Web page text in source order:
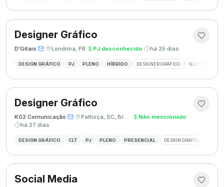
Designer Gráfico
D'Gitais· · Londrina, PR· PJ desconhecido· há 25 dias
DESIGN GRÁFICO PJ PLENO HÍBRIDO DESIGNER GRÁFICO ILLUSTRATOR
Designer Gráfico
K02 Comunicação· · Palhoça, SC, Brasil · Não mencionado·
há 27 dias
DESIGN GRÁFICO CLT PJ PLENO PRESENCIAL DESIGN GRÁFICO
Social Media